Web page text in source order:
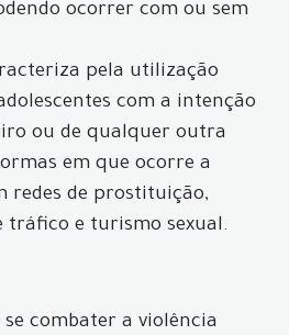
ocorrer com ou sem
pela utilização
com a intenção
ou de qualquer outra
em que ocorre a
redes de prostituição,
tráfico e turismo sexual.
combater a violência